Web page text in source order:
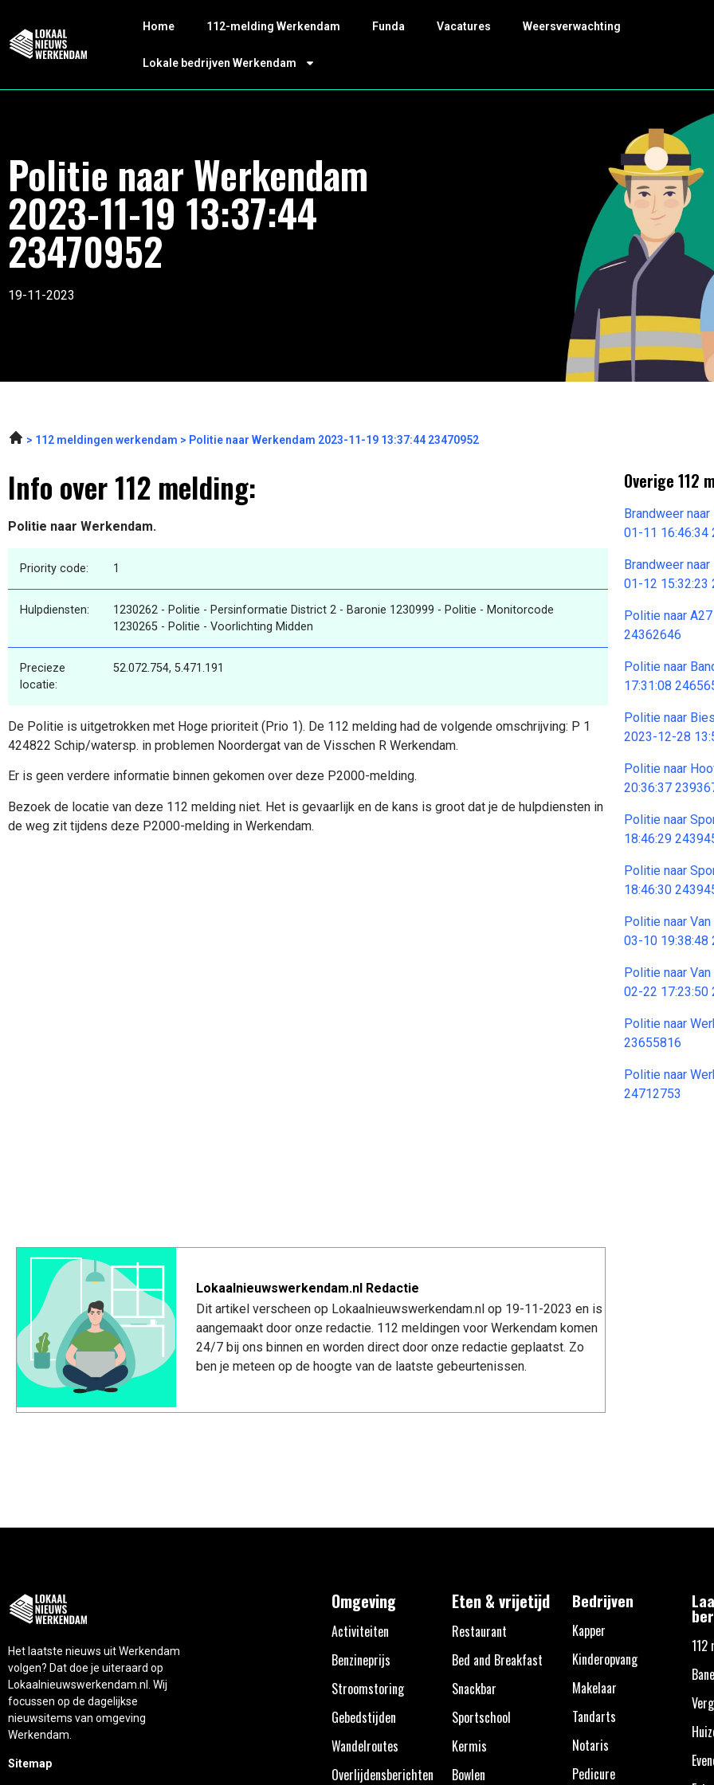
Home 112-melding Werkendam Funda Vacatures Weersverwachting
Lokale bedrijven Werkendam
Politie naar Werkendam
2023-11-19 13:37:44
23470952
19-11-2023
112 meldingen werkendam Politie naar Werkendam 2023-11-19 13:37:44 23470952
Info over 112 melding:
Politie naar Werkendam.
Priority code: 1
Hulpdiensten:
1230262 - Politie - Persinformatie District 2 - Baronie 1230999 - Politie - Monitorcode
1230265 - Politie - Voorlichting Midden
Precieze
locatie:
52.072.754, 5.471.191
De Politie is uitgetrokken met Hoge prioriteit (Prio 1). De 112 melding had de volgende omschrijving: P 1
424822 Schip/watersp. in problemen Noordergat van de Visschen R Werkendam.
Er is geen verdere informatie binnen gekomen over deze P2000-melding.
Bezoek de locatie van deze 112 melding niet. Het is gevaarlijk en de kans is groot dat je de hulpdiensten in
de weg zit tijdens deze P2000-melding in Werkendam.
Overige 112
Brandweer
01-11 16:46:34
Brandweer
01-12 15:32:23
Politie naar
24362646
Politie naar
17:31:08
Politie naar
2023-12-28
Politie naar
20:36:37
Politie naar
18:46:29
Politie naar
18:46:30
Politie naar
03-10 19:38:48
Politie naar
02-22 17:23:50
Politie naar
23655816
Politie naar
24712753
Lokaalnieuwswerkendam.nl Redactie
Dit artikel verscheen op Lokaalnieuwswerkendam.nl op 19-11-2023 en is
aangemaakt door onze redactie. 112 meldingen voor Werkendam komen
24/7 bij ons binnen en worden direct door onze redactie geplaatst. Zo
ben je meteen op de hoogte van de laatste gebeurtenissen.
Het laatste nieuws uit Werkendam
volgen? Dat doe je uiteraard op
Lokaalnieuwswerkendam.nl. Wij
focussen op de dagelijkse
nieuwsitems van omgeving
Werkendam.
Sitemap
Omgeving
Activiteiten
Benzineprijs
Stroomstoring
Gebedstijden
Wandelroutes
Overlijdensberichten
Eten & vrijetijd
Restaurant
Bed and Breakfast
Snackbar
Sportschool
Kermis
Bowlen
Bedrijven
Kapper
Kinderopvang
Makelaar
Tandarts
Notaris
Pedicure
112